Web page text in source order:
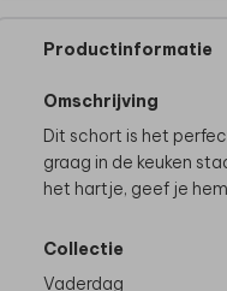
Productinformatie
Omschrijving
Dit schort is het
graag in de keuken
het hartje, geef je
Collectie
Vaderdag